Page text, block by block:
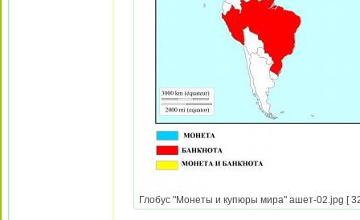
Глобус "Монеты и купюры мира" ашет-02.jpg [